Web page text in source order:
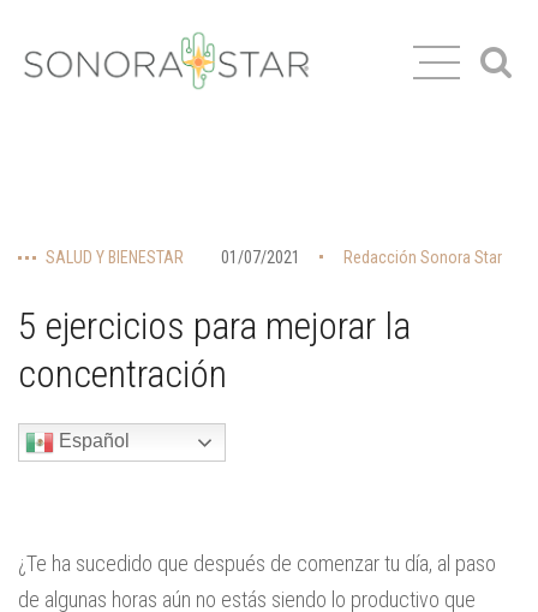
SALUD Y BIENESTAR 01/07/2021 Redacción Sonora Star
5 ejercicios para mejorar la
concentración
Español
¿Te ha sucedido que después de comenzar tu día, al paso
de algunas horas aún no estás siendo lo productivo que